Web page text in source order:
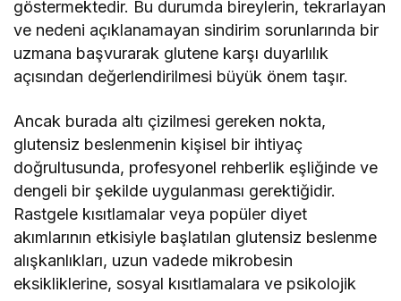
göstermektedir. Bu durumda bireylerin, tekrarlayan
ve nedeni açıklanamayan sindirim sorunlarında bir
uzmana başvurarak glutene karşı duyarlılık
açısından değerlendirilmesi büyük önem taşır.
Ancak burada altı çizilmesi gereken nokta,
glutensiz beslenmenin kişisel bir ihtiyaç
doğrultusunda, profesyonel rehberlik eşliğinde ve
dengeli bir şekilde uygulanması gerektiğidir.
Rastgele kısıtlamalar veya popüler diyet
akımlarının etkisiyle başlatılan glutensiz beslenme
alışkanlıkları, uzun vadede mikrobesin
eksikliklerine, sosyal kısıtlamalara ve psikolojik